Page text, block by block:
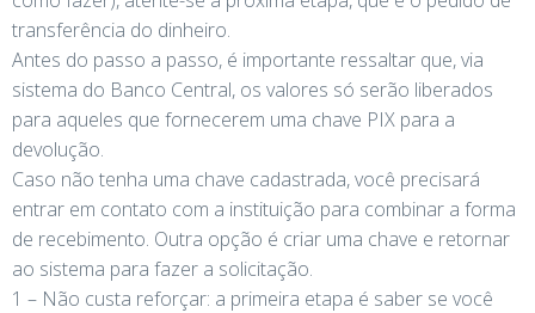
transferência do dinheiro.
Antes do passo a passo, é importante ressaltar que, via
sistema do Banco Central, os valores só serão liberados
para aqueles que fornecerem uma chave PIX para a
devolução.
Caso não tenha uma chave cadastrada, você precisará
entrar em contato com a instituição para combinar a forma
de recebimento. Outra opção é criar uma chave e retornar
ao sistema para fazer a solicitação.
1 – Não custa reforçar: a primeira etapa é saber se você